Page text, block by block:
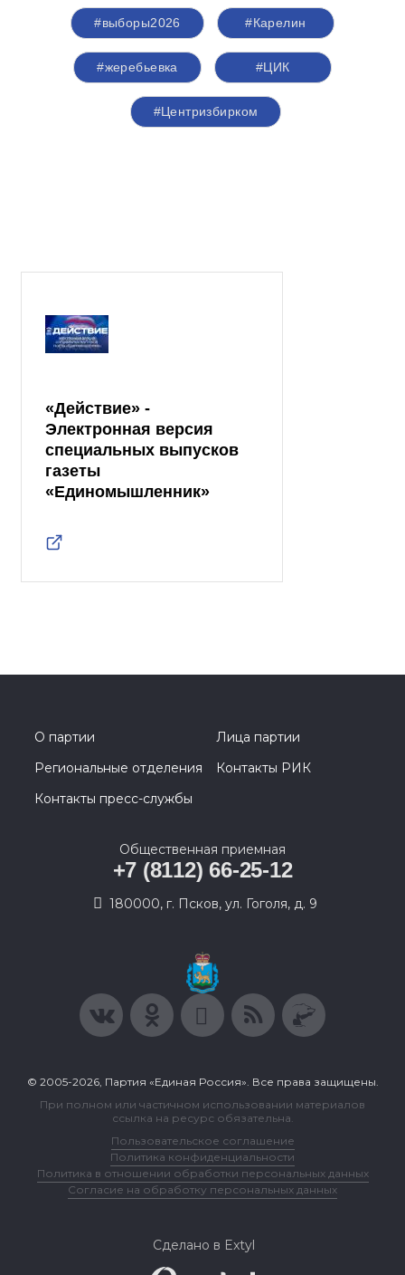
#выборы2026 #Карелин
#жеребьевка #ЦИК
#Центризбирком
«Действие» -
Электронная версия
специальных выпусков
газеты
«Единомышленник»
О партии
Лица партии
Региональные отделения
Контакты РИК
Контакты пресс-службы
Общественная приемная
+7 (8112) 66-25-12
180000, г. Псков, ул. Гоголя, д. 9
© 2005-2026, Партия «Единая Россия». Все права защищены.
При полном или частичном использовании материалов
ссылка на ресурс обязательна.
Пользовательское соглашение
Политика конфиденциальности
Политика в отношении обработки персональных данных
Согласие на обработку персональных данных
Сделано в Extyl